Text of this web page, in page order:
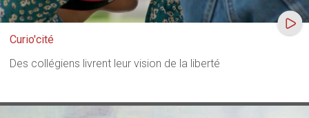
Curio'cité
Des collégiens livrent leur vision de la liberté